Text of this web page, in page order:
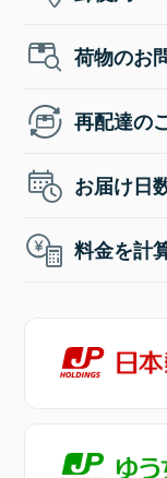
荷物のお
再配達の
お届け日
料金を計